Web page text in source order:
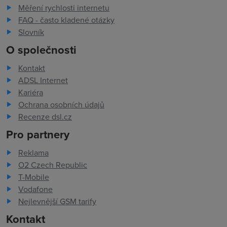
Měření rychlosti internetu
FAQ - často kladené otázky
Slovník
O společnosti
Kontakt
ADSL Internet
Kariéra
Ochrana osobních údajů
Recenze dsl.cz
Pro partnery
Reklama
O2 Czech Republic
T-Mobile
Vodafone
Nejlevnější GSM tarify
Kontakt